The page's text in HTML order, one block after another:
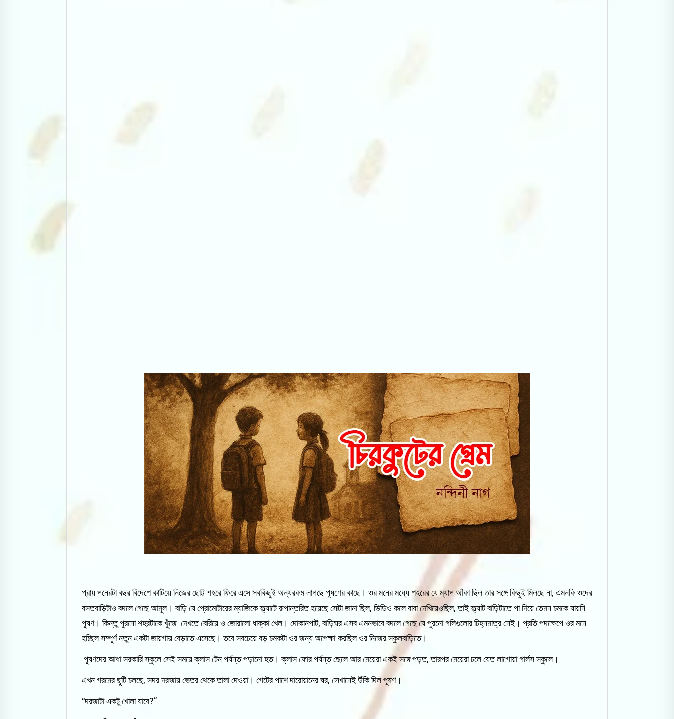
প্রায় পনেরটা বছর বিদেশে কাটিয়ে নিজের ছোট্ট শহরে ফিরে এসে সবকিছুই অন্যরকম লাগছে পূষণের কাছে। ওর মনের মধ্যে শহরের যে ম্যাপ আঁকা ছিল তার সঙ্গে কিছুই মিলছে না, এমনকি ওদের
বসতবাড়িটাও বদলে গেছে আমূল। বাড়ি যে প্রোমোটারের ম্যাজিকে ফ্ল্যাটে রূপান্তরিত হয়েছে সেটা জানা ছিল, ভিডিও কলে বাবা দেখিয়েওছিল, তাই ফ্ল্যাট বাড়িটাতে পা দিয়ে তেমন চমকে যায়নি
পূষণ। কিন্তু পুরনো শহরটাকে খুঁজে দেখতে বেরিয়ে ও জোরালো ধাক্কা খেল। দোকানপাট, বাড়িঘর এসব এমনভাবে বদলে গেছে যে পুরনো গলিগুলোর চিহ্নমাত্র নেই। প্রতি পদক্ষেপে ওর মনে
হচ্ছিল সম্পূর্ণ নতুন একটা জায়গায় বেড়াতে এসেছে। তবে সবচেয়ে বড় চমকটা ওর জন্য অপেক্ষা করছিল ওর নিজের স্কুলবাড়িতে।
পূষণদের আধা সরকারি স্কুলে সেই সময়ে ক্লাস টেন পর্যন্ত পড়ানো হত। ক্লাস ফোর পর্যন্ত ছেলে আর মেয়েরা একই সঙ্গে পড়ত, তারপর মেয়েরা চলে যেত লাগোয়া গার্লস স্কুলে।
এখন গরমের ছুটি চলছে, সদর দরজায় ভেতর থেকে তালা দেওয়া। গেটের পাশে দারোয়ানের ঘর, সেখানেই উঁকি দিল পূষণ।
“দরজাটা একটু খোলা যাবে?”